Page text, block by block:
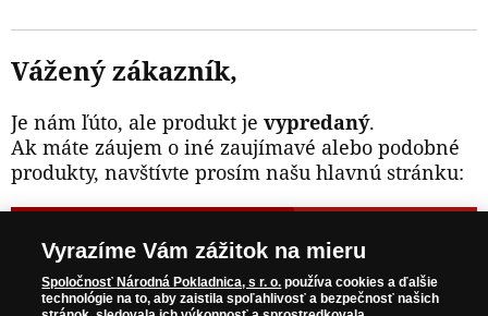
Vážený zákazník,
Je nám ľúto, ale produkt je vypredaný.
Ak máte záujem o iné zaujímavé alebo podobné
produkty, navštívte prosím našu hlavnú stránku:
WWW.NARODNAPOKLADNICA.SK
Vyrazíme Vám zážitok na mieru
Spoločnosť Národná Pokladnica, s r. o. používa cookies a ďalšie
technológie na to, aby zaistila spoľahlivosť a bezpečnosť našich